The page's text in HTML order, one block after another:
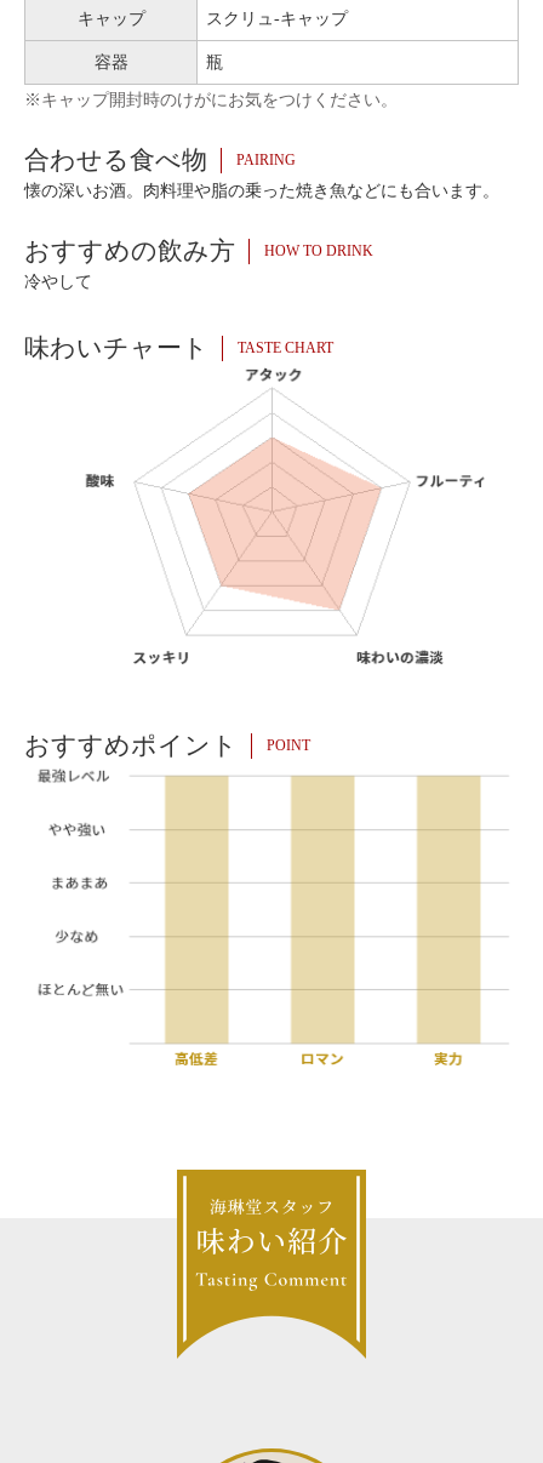
キャップ スクリュ-キャップ
容器 瓶
※キャップ開封時のけがにお気をつけください。
合わせる食べ物 PAIRING
懐の深いお酒。肉料理や脂の乗った焼き魚などにも合います。
おすすめの飲み方 HOW TO DRINK
冷やして
味わいチャート TASTE CHART
おすすめポイント POINT